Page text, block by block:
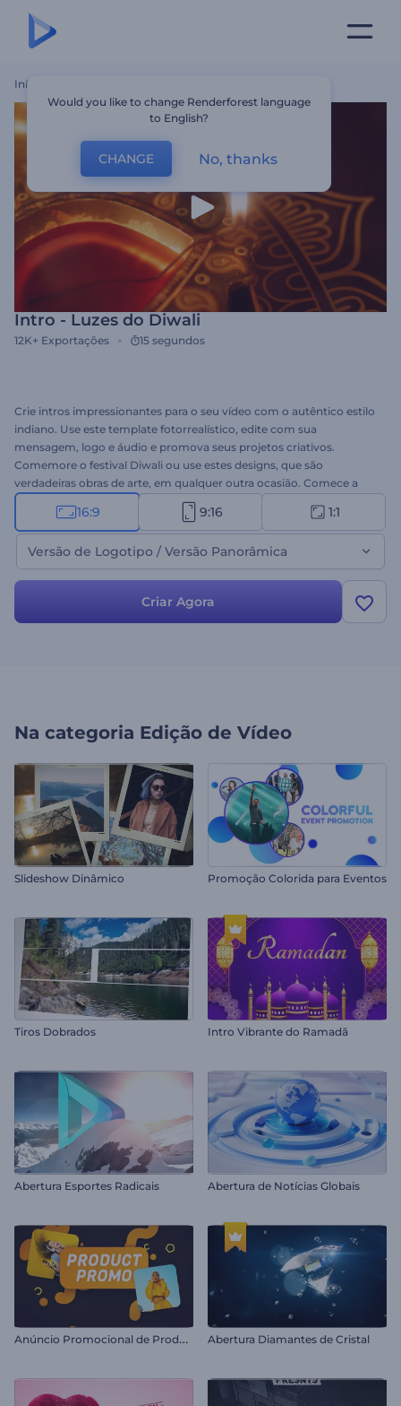
Início
Intro - Luzes do Diwali
12K+ Exportações 15 segundos
Crie intros impressionantes para o seu vídeo com o autêntico estilo
indiano. Use este template fotorrealístico, edite com sua
mensagem, logo e áudio e promova seus projetos criativos.
Comemore o festival Diwali ou use estes designs, que são
verdadeiras obras de arte, em qualquer outra ocasião. Comece a
criar agora mesmo!
16:9 9:16 1:1
Versão de Logotipo / Versão Panorâmica
Criar Agora
Na categoria Edição de Vídeo
Slideshow Dinâmico Promoção Colorida para Eventos
Tiros Dobrados Intro Vibrante do Ramadã
Abertura Esportes Radicais Abertura de Notícias Globais
A
núncio Promocional de Produto e Varejo Abertura Diamantes de Cristal
Would you like to change Renderforest language
to English?
CHANGE No, thanks